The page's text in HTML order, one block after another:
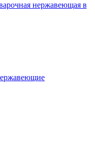
нержавеющая в